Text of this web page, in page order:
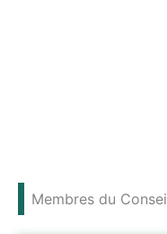
Membres du